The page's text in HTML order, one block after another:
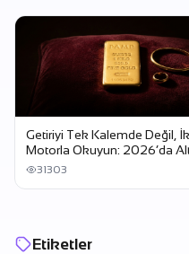
Getiriyi Tek Kalemde Değil,
Motorla Okuyun: 2026’da
Döviz mi?
31303
Etiketler